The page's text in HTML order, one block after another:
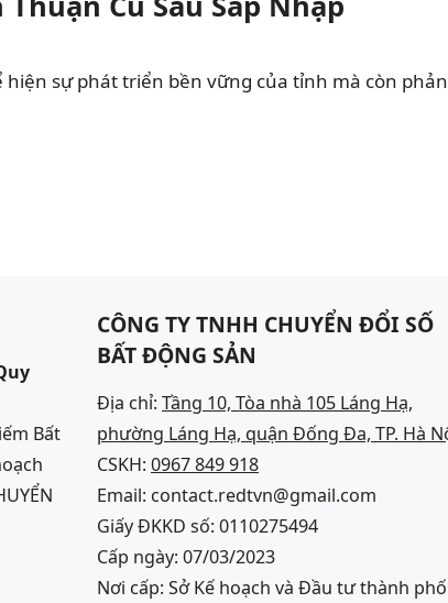
sự phát triển bền vững của tỉnh mà còn
Bất
CÔNG TY TNHH CHUYỂN ĐỔI SỐ
BẤT ĐỘNG SẢN
Địa chỉ: Tầng 10, Tòa nhà 105 Láng Hạ,
phường Láng Hạ, quận Đống Đa, TP. Hà
CSKH: 0967 849 918
Email: contact.redtvn@gmail.com
Giấy ĐKKD số: 0110275494
Cấp ngày: 07/03/2023
Nơi cấp: Sở Kế hoạch và Đầu tư thành phố